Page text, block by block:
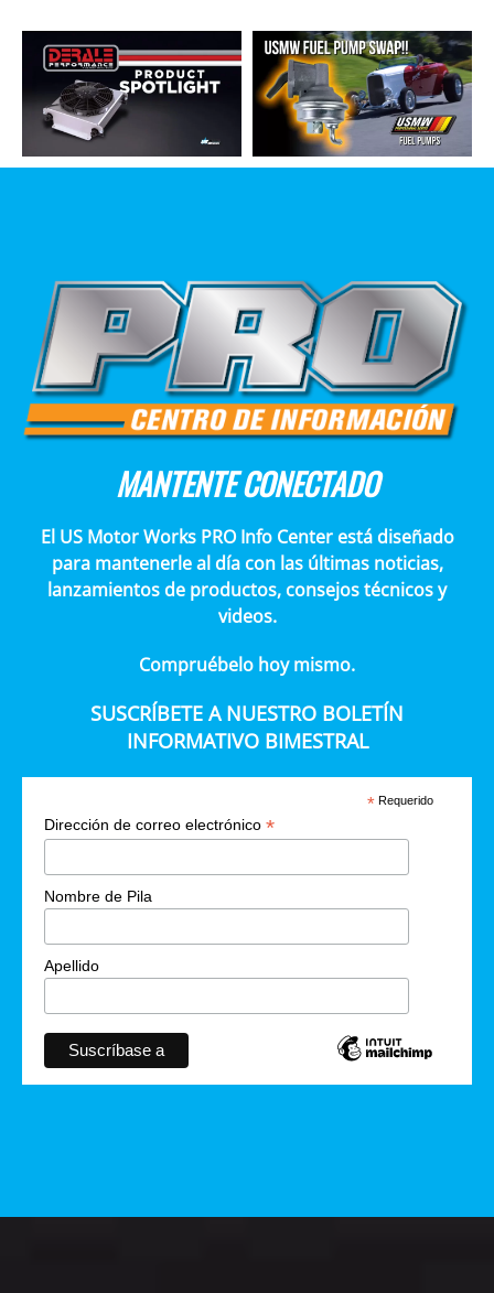
MANTENTE CONECTADO
El US Motor Works PRO Info Center está diseñado
para mantenerle al día con las últimas noticias,
lanzamientos de productos, consejos técnicos y
videos.
Compruébelo hoy mismo.
SUSCRÍBETE A NUESTRO BOLETÍN
INFORMATIVO BIMESTRAL
* Requerido
Dirección de correo electrónico *
Nombre de Pila
Apellido